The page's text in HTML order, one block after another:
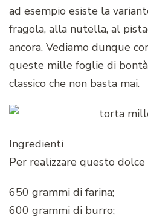
ad esempio esiste la
fragola, alla nutella, al
ancora. Vediamo dunque
queste mille foglie di
classico che non basta mai.
Ingredienti
Per realizzare questo
650 grammi di farina;
600 grammi di burro;